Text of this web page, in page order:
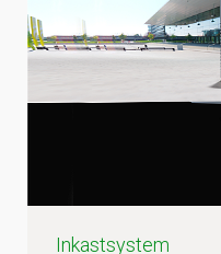
Inkastsystem